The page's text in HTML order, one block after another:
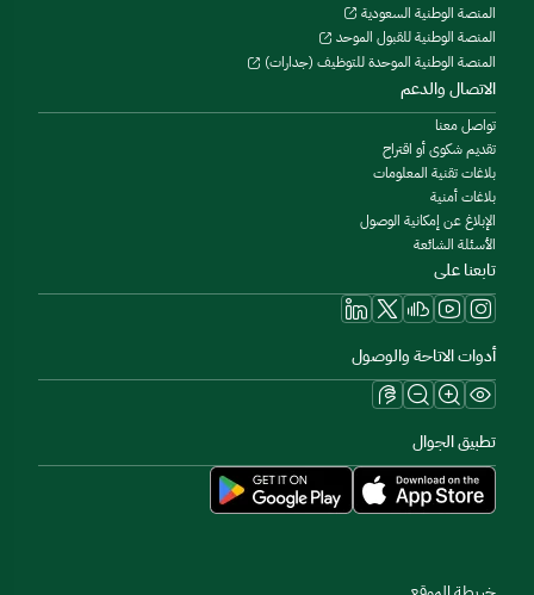
المنصة الوطنية السعودية
المنصة الوطنية للقبول الموحد
المنصة الوطنية الموحدة للتوظيف (جدارات)
الاتصال والدعم
تواصل معنا
تقديم شكوى أو اقتراح
بلاغات تقنية المعلومات
بلاغات أمنية
الإبلاغ عن إمكانية الوصول
الأسئلة الشائعة
تابعنا على
أدوات الاتاحة والوصول
تطبيق الجوال